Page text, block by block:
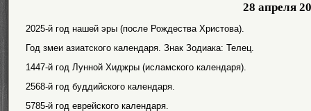
28 апреля
2025-й год нашей эры (после Рождества Христова).
Год змеи азиатского календаря. Знак Зодиака: Телец.
1447-й год Лунной Хиджры (исламского календаря).
2568-й год буддийского календаря.
5785-й год еврейского календаря.